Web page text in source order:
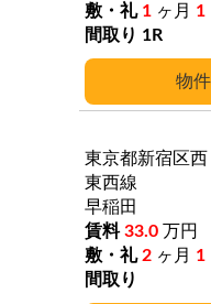
1 ヶ月 1
1R
東京都新宿区西
東西線
早稲田
33.0 万円
2 ヶ月 1